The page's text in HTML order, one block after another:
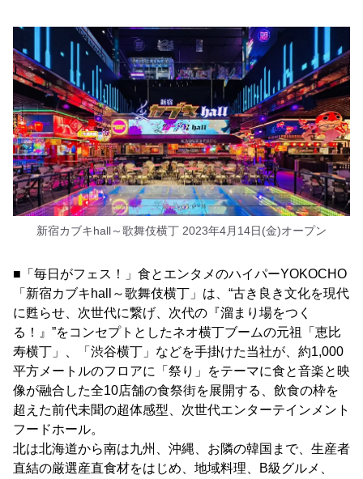
新宿カブキhall～歌舞伎横丁 2023年4月14日(金)オープン
■「毎日がフェス！」食とエンタメのハイパーYOKOCHO
「新宿カブキhall～歌舞伎横丁」は、“古き良き文化を現代
に甦らせ、次世代に繋げ、次代の『溜まり場をつく
る！』”をコンセプトとしたネオ横丁ブームの元祖「恵比
寿横丁」、「渋谷横丁」などを手掛けた当社が、約1,000
平方メートルのフロアに「祭り」をテーマに食と音楽と映
像が融合した全10店舗の食祭街を展開する、飲食の枠を
超えた前代未聞の超体感型、次世代エンターテインメント
フードホール。
北は北海道から南は九州、沖縄、お隣の韓国まで、生産者
直結の厳選産直食材をはじめ、地域料理、B級グルメ、